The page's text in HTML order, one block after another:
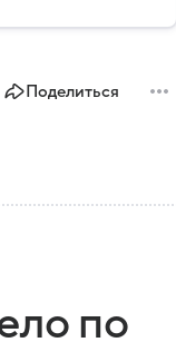
Поделиться
по